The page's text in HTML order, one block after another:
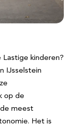
Lastige kinderen?
IJsselstein
op de
meest
Het is